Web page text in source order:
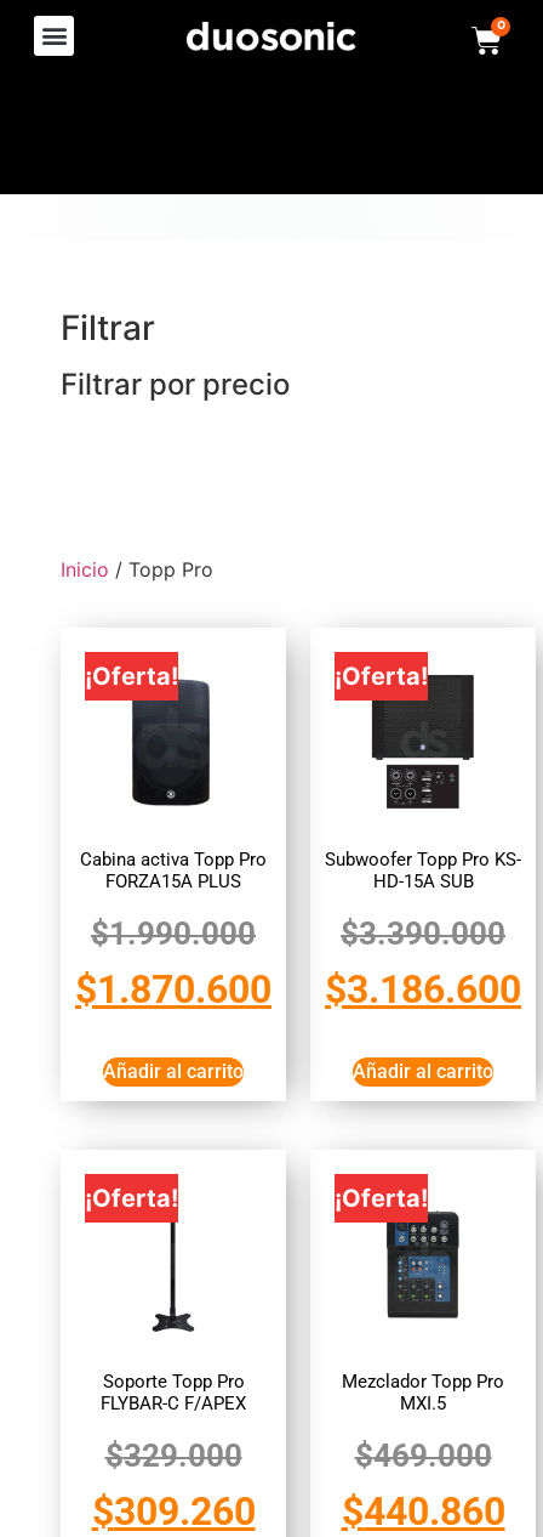
0
Filtrar
Filtrar por precio
Inicio / Topp Pro
¡Oferta!
Cabina activa Topp Pro
FORZA15A PLUS
$1.990.000
$1.870.600
Añadir al carrito
¡Oferta!
Subwoofer Topp Pro KS-
HD-15A SUB
$3.390.000
$3.186.600
Añadir al carrito
¡Oferta!
Soporte Topp Pro
FLYBAR-C F/APEX
$329.000
$309.260
¡Oferta!
Mezclador Topp Pro
MXI.5
$469.000
$440.860